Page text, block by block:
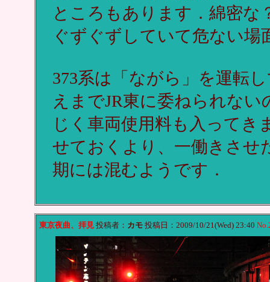
ところもあります．綿密な
ぐずぐずしていて危ない場
373系は「ながら」を運転
えまでJR東に委ねられな
じく車両使用料も入ってき
せておくより、一働きさせ
期には混むようです．
東京夜曲、拝見投稿者： カモ投稿日：2009/10/21(Wed) 23:40